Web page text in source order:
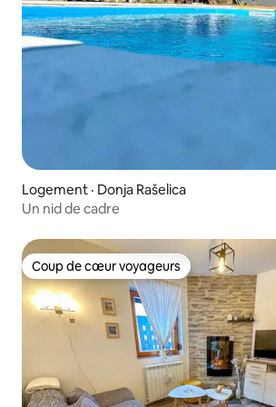
Logement · Donja Rašelica
Un nid de cadre
Coup de cœur voyageurs
Coup de cœur voyageurs